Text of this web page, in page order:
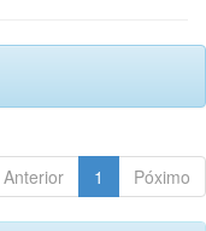
Anterior 1 Póximo